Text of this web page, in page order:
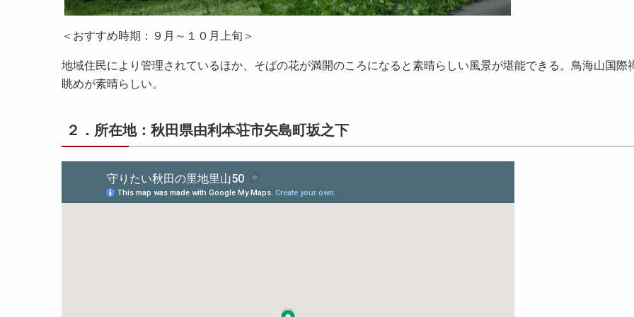
＜おすすめ時期：９月～１０月上旬＞
地域住民により管理されているほか、そばの花が満開のころになると素晴らしい風景が堪能できる。鳥海山国際
眺めが素晴らしい。
２．所在地：秋田県由利本荘市矢島町坂之下